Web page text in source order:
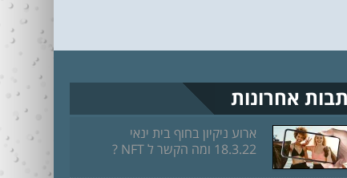
אחרונות
ארוע ניקיון בחוף בית ינאי
18.3.22 ומה הקשר ל NFT ?